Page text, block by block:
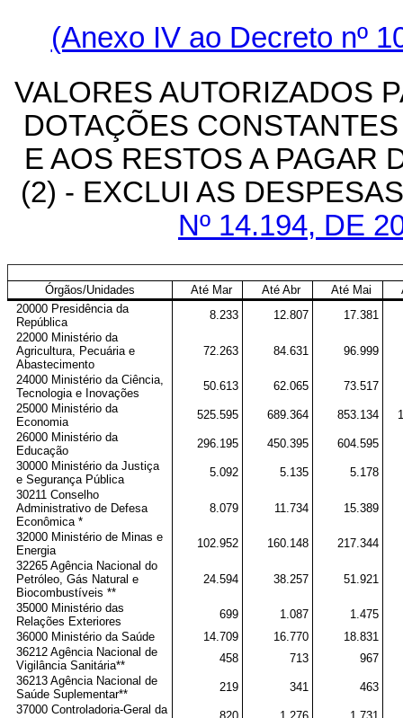
(Anexo IV ao Decreto nº
VALORES AUTORIZADOS
DOTAÇÕES
E AOS RESTOS A PAGAR
(2) - EXCLUI AS
Nº 14.194, DE
Órgãos/Unidades Até Mar Até Abr Até Mai
20000 Presidência da
República
8.233 12.807
17.381
22000 Ministério da
Agricultura, Pecuária e
Abastecimento
72.263 84.631 96.999
24000 Ministério da Ciência,
Tecnologia e Inovações
50.613 62.065
73.517
25000 Ministério da
Economia
525.595 689.364 853.134
26000 Ministério da
Educação
296.195 450.395
604.595
30000 Ministério da Justiça
e Segurança Pública
5.092 5.135
5.178
30211 Conselho
Administrativo de Defesa
Econômica *
8.079 11.734 15.389
32000 Ministério de Minas e
Energia
102.952 160.148
217.344
32265 Agência Nacional do
Petróleo, Gás Natural e
Biocombustíveis **
24.594 38.257 51.921
35000 Ministério das
Relações Exteriores
699 1.087
1.475
36000 Ministério da Saúde
14.709 16.770
18.831
36212 Agência Nacional de
Vigilância Sanitária**
458 713
967
36213 Agência Nacional de
Saúde Suplementar**
219 341
463
37000 Controladoria-Geral da